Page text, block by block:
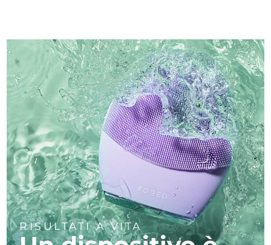
RISULTATI A VITA